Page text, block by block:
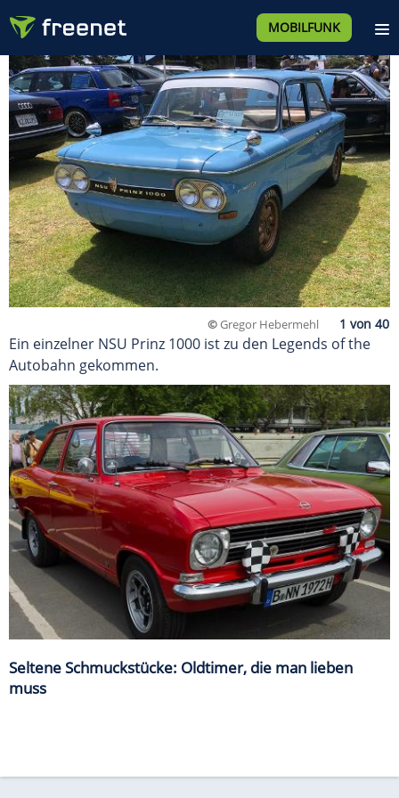
MOBILFUNK
©Gregor Hebermehl
Ein einzelner NSU Prinz 1000 ist zu den Legends of the
Autobahn gekommen.
Seltene Schmuckstücke: Oldtimer, die man lieben
muss